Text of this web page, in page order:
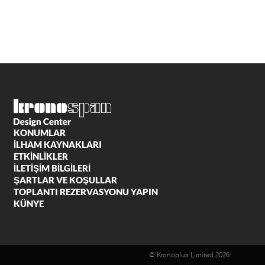
KONUMLAR
İLHAM KAYNAKLARI
ETKİNLİKLER
İLETİŞİM BİLGİLERİ
ŞARTLAR VE KOŞULLAR
TOPLANTI REZERVASYONU YAPIN
KÜNYE
© Kronoplus Limited 2026